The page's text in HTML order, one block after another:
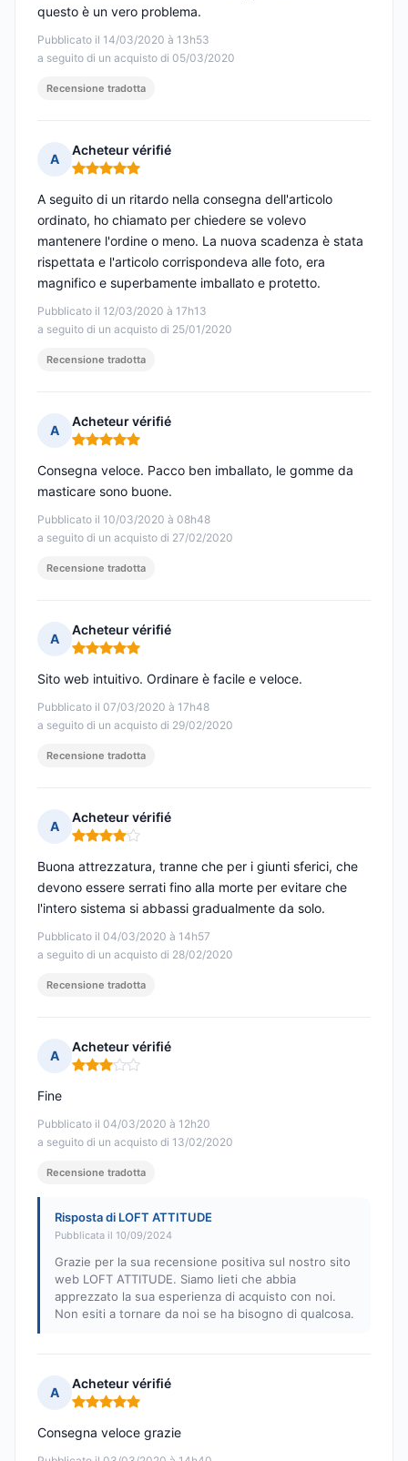
Pubblicato il 14/03/2020 à 13h53
a seguito di un acquisto di 05/03/2020
questo è un vero problema.
Recensione tradotta
A
Acheteur vérifié
Nota: 5 su 5
Pubblicato il 12/03/2020 à 17h13
a seguito di un acquisto di 25/01/2020
A seguito di un ritardo nella consegna dell'articolo
ordinato, ho chiamato per chiedere se volevo
mantenere l'ordine o meno. La nuova scadenza è stata
rispettata e l'articolo corrispondeva alle foto, era
magnifico e superbamente imballato e protetto.
Recensione tradotta
A
Acheteur vérifié
Nota: 5 su 5
Pubblicato il 10/03/2020 à 08h48
a seguito di un acquisto di 27/02/2020
Consegna veloce. Pacco ben imballato, le gomme da
masticare sono buone.
Recensione tradotta
A
Acheteur vérifié
Nota: 5 su 5
Pubblicato il 07/03/2020 à 17h48
a seguito di un acquisto di 29/02/2020
Sito web intuitivo. Ordinare è facile e veloce.
Recensione tradotta
A
Acheteur vérifié
Nota: 4 su 5
Pubblicato il 04/03/2020 à 14h57
a seguito di un acquisto di 28/02/2020
Buona attrezzatura, tranne che per i giunti sferici, che
devono essere serrati fino alla morte per evitare che
l'intero sistema si abbassi gradualmente da solo.
Recensione tradotta
A
Acheteur vérifié
Nota: 3 su 5
Pubblicato il 04/03/2020 à 12h20
a seguito di un acquisto di 13/02/2020
Fine
Recensione tradotta
Risposta di LOFT ATTITUDE
Pubblicata il 10/09/2024
Grazie per la sua recensione positiva sul nostro sito
web LOFT ATTITUDE. Siamo lieti che abbia
apprezzato la sua esperienza di acquisto con noi.
Non esiti a tornare da noi se ha bisogno di qualcosa.
A
Acheteur vérifié
Nota: 5 su 5
Consegna veloce grazie